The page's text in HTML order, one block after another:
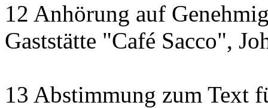
12 Anhörung auf
Gaststätte "Café Sacco",
13 Abstimmung zum Text